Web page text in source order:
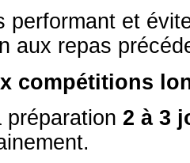
performant et
aux repas
compétitions
préparation 2 à 3